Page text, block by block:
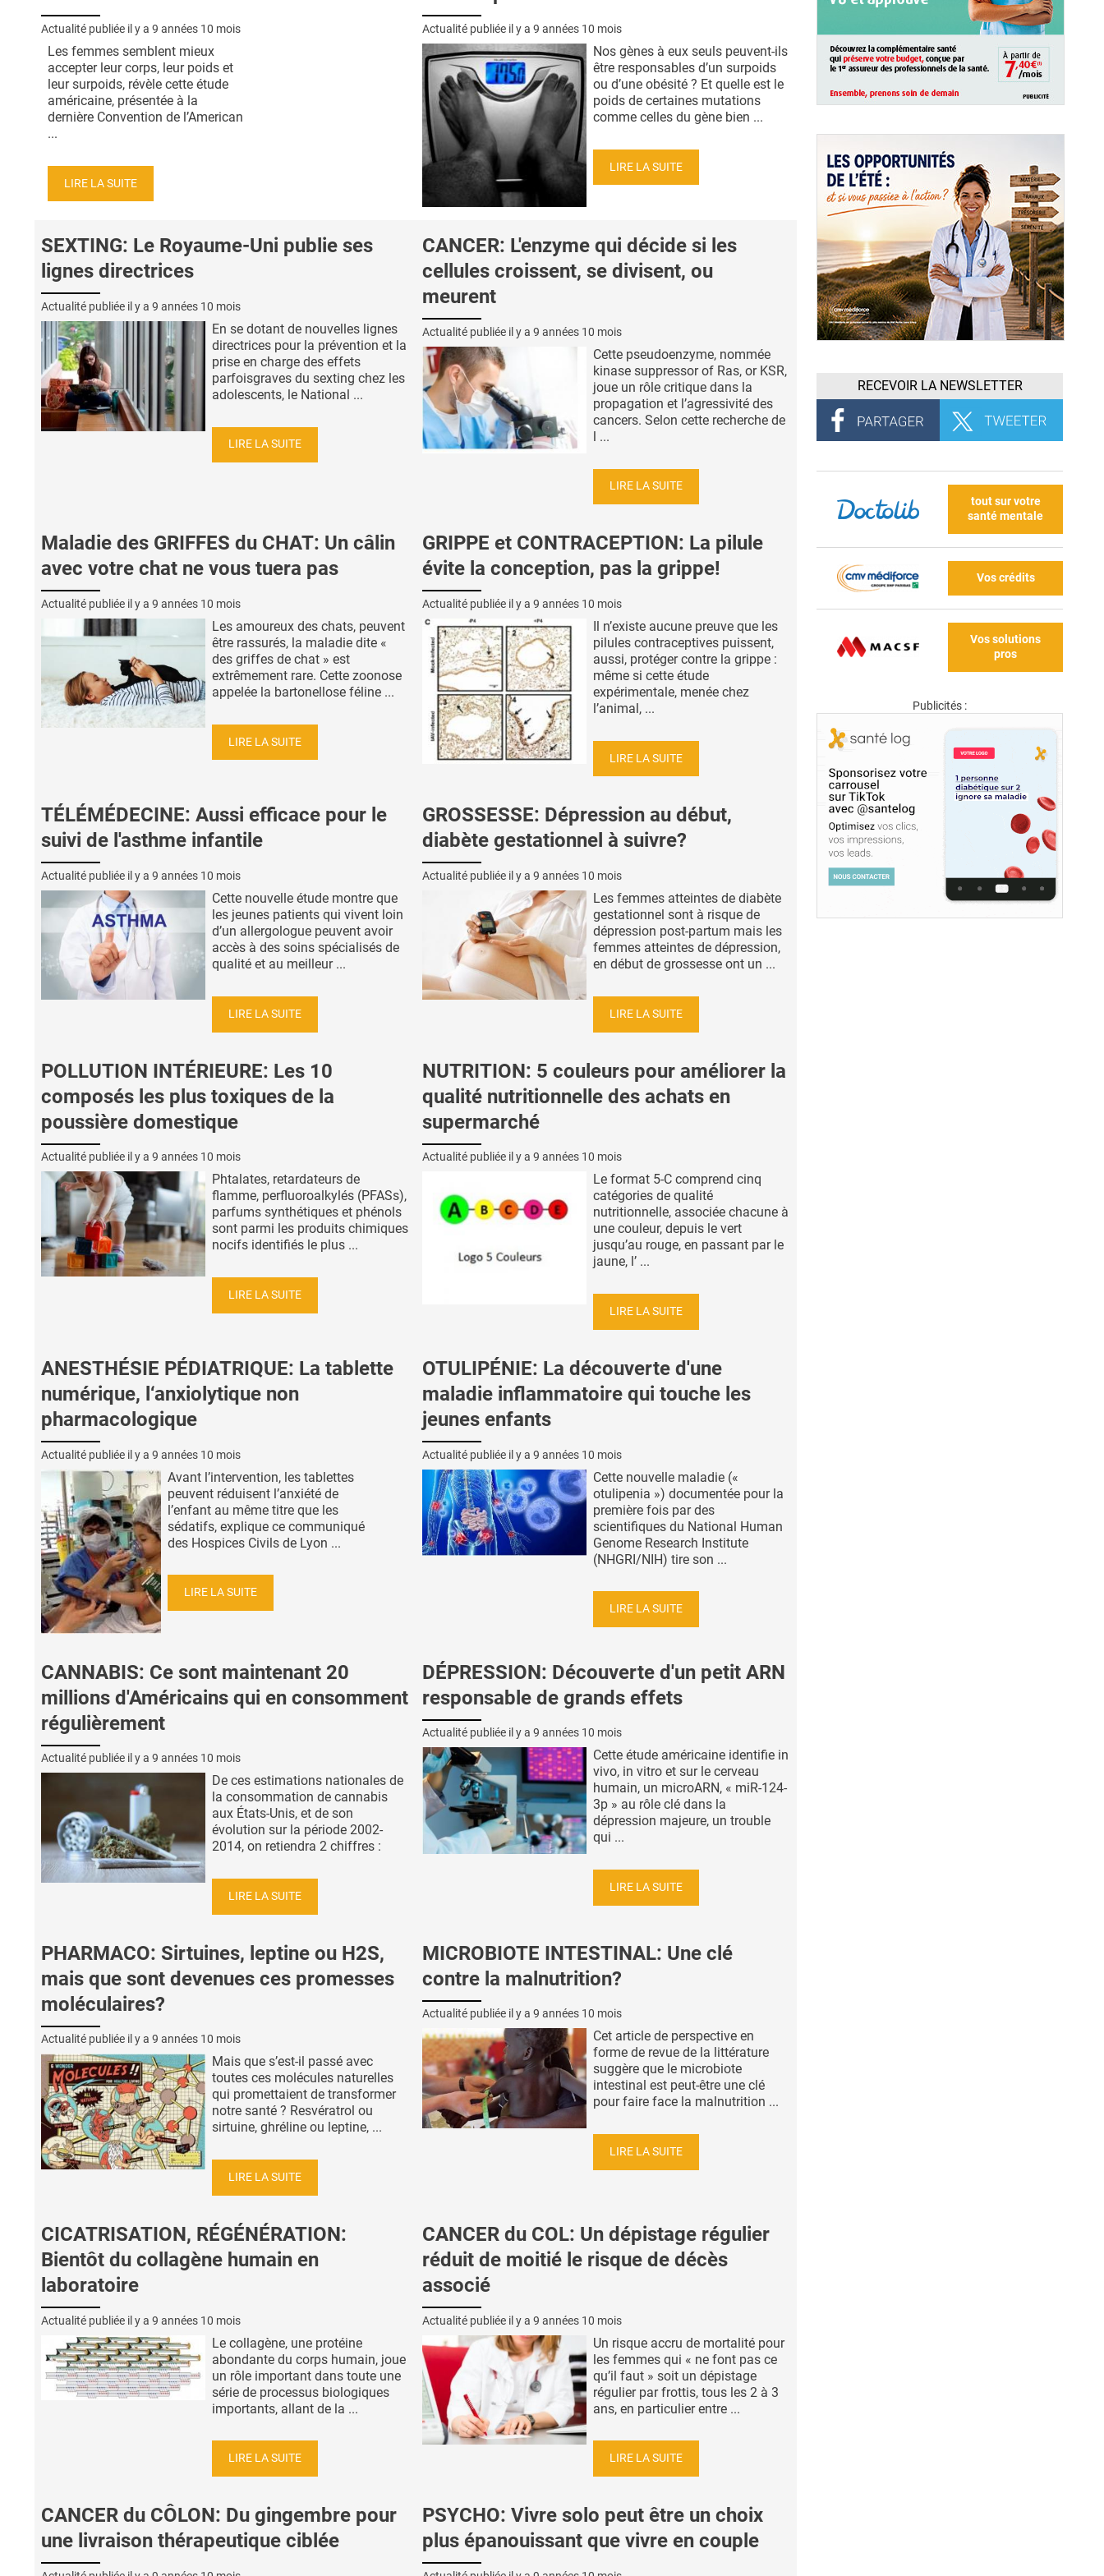
Actualité publiée il y a 9 années 10 mois
Les femmes semblent mieux
accepter leur corps, leur poids et
leur surpoids, révèle cette étude
américaine, présentée à la
dernière Convention de l’American
...
LIRE LA SUITE
Actualité publiée il y a 9 années 10 mois
Nos gènes à eux seuls peuvent-ils
être responsables d’un surpoids
ou d’une obésité ? Et quelle est le
poids de certaines mutations
comme celles du gène bien ...
LIRE LA SUITE
SEXTING: Le Royaume-Uni publie ses
lignes directrices
Actualité publiée il y a 9 années 10 mois
En se dotant de nouvelles lignes
directrices pour la prévention et la
prise en charge des effets
parfoisgraves du sexting chez les
adolescents, le National ...
LIRE LA SUITE
CANCER: L'enzyme qui décide si les
cellules croissent, se divisent, ou
meurent
Actualité publiée il y a 9 années 10 mois
Cette pseudoenzyme, nommée
kinase suppressor of Ras, or KSR,
joue un rôle critique dans la
propagation et l’agressivité des
cancers. Selon cette recherche de
l ...
LIRE LA SUITE
Maladie des GRIFFES du CHAT: Un câlin
avec votre chat ne vous tuera pas
Actualité publiée il y a 9 années 10 mois
Les amoureux des chats, peuvent
être rassurés, la maladie dite «
des griffes de chat » est
extrêmement rare. Cette zoonose
appelée la bartonellose féline ...
LIRE LA SUITE
GRIPPE et CONTRACEPTION: La pilule
évite la conception, pas la grippe!
Actualité publiée il y a 9 années 10 mois
Il n’existe aucune preuve que les
pilules contraceptives puissent,
aussi, protéger contre la grippe :
même si cette étude
expérimentale, menée chez
l’animal, ...
LIRE LA SUITE
TÉLÉMÉDECINE: Aussi efficace pour le
suivi de l'asthme infantile
Actualité publiée il y a 9 années 10 mois
Cette nouvelle étude montre que
les jeunes patients qui vivent loin
d’un allergologue peuvent avoir
accès à des soins spécialisés de
qualité et au meilleur ...
LIRE LA SUITE
GROSSESSE: Dépression au début,
diabète gestationnel à suivre?
Actualité publiée il y a 9 années 10 mois
Les femmes atteintes de diabète
gestationnel sont à risque de
dépression post-partum mais les
femmes atteintes de dépression,
en début de grossesse ont un ...
LIRE LA SUITE
POLLUTION INTÉRIEURE: Les 10
composés les plus toxiques de la
poussière domestique
Actualité publiée il y a 9 années 10 mois
Phtalates, retardateurs de
flamme, perfluoroalkylés (PFASs),
parfums synthétiques et phénols
sont parmi les produits chimiques
nocifs identifiés le plus ...
LIRE LA SUITE
NUTRITION: 5 couleurs pour améliorer la
qualité nutritionnelle des achats en
supermarché
Actualité publiée il y a 9 années 10 mois
Le format 5-C comprend cinq
catégories de qualité
nutritionnelle, associée chacune à
une couleur, depuis le vert
jusqu’au rouge, en passant par le
jaune, l’ ...
LIRE LA SUITE
ANESTHÉSIE PÉDIATRIQUE: La tablette
numérique, l‘anxiolytique non
pharmacologique
Actualité publiée il y a 9 années 10 mois
Avant l’intervention, les tablettes
peuvent réduisent l’anxiété de
l’enfant au même titre que les
sédatifs, explique ce communiqué
des Hospices Civils de Lyon ...
LIRE LA SUITE
OTULIPÉNIE: La découverte d'une
maladie inflammatoire qui touche les
jeunes enfants
Actualité publiée il y a 9 années 10 mois
Cette nouvelle maladie («
otulipenia ») documentée pour la
première fois par des
scientifiques du National Human
Genome Research Institute
(NHGRI/NIH) tire son ...
LIRE LA SUITE
CANNABIS: Ce sont maintenant 20
millions d'Américains qui en consomment
régulièrement
Actualité publiée il y a 9 années 10 mois
De ces estimations nationales de
la consommation de cannabis
aux États-Unis, et de son
évolution sur la période 2002-
2014, on retiendra 2 chiffres :
LIRE LA SUITE
DÉPRESSION: Découverte d'un petit ARN
responsable de grands effets
Actualité publiée il y a 9 années 10 mois
Cette étude américaine identifie in
vivo, in vitro et sur le cerveau
humain, un microARN, « miR-124-
3p » au rôle clé dans la
dépression majeure, un trouble
qui ...
LIRE LA SUITE
PHARMACO: Sirtuines, leptine ou H2S,
mais que sont devenues ces promesses
moléculaires?
Actualité publiée il y a 9 années 10 mois
Mais que s’est-il passé avec
toutes ces molécules naturelles
qui promettaient de transformer
notre santé ? Resvératrol ou
sirtuine, ghréline ou leptine, ...
LIRE LA SUITE
MICROBIOTE INTESTINAL: Une clé
contre la malnutrition?
Actualité publiée il y a 9 années 10 mois
Cet article de perspective en
forme de revue de la littérature
suggère que le microbiote
intestinal est peut-être une clé
pour faire face la malnutrition ...
LIRE LA SUITE
CICATRISATION, RÉGÉNÉRATION:
Bientôt du collagène humain en
laboratoire
Actualité publiée il y a 9 années 10 mois
Le collagène, une protéine
abondante du corps humain, joue
un rôle important dans toute une
série de processus biologiques
importants, allant de la ...
LIRE LA SUITE
CANCER du COL: Un dépistage régulier
réduit de moitié le risque de décès
associé
Actualité publiée il y a 9 années 10 mois
Un risque accru de mortalité pour
les femmes qui « ne font pas ce
qu’il faut » soit un dépistage
régulier par frottis, tous les 2 à 3
ans, en particulier entre ...
LIRE LA SUITE
CANCER du CÔLON: Du gingembre pour
une livraison thérapeutique ciblée
PSYCHO: Vivre solo peut être un choix
plus épanouissant que vivre en couple
RECEVOIR LA NEWSLETTER
tout sur votre
santé mentale
Vos crédits
Vos solutions
pros
Publicités :